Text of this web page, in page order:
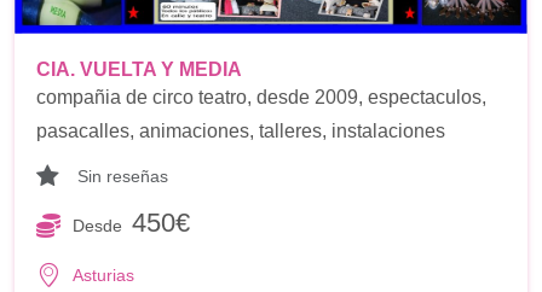
CIA. VUELTA Y MEDIA
compañia de circo teatro, desde 2009, espectaculos,
pasacalles, animaciones, talleres, instalaciones
Sin reseñas
Desde 450€
Asturias